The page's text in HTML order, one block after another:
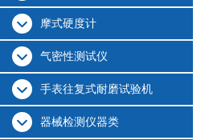
摩式硬度计
气密性测试仪
手表往复式耐磨试验机
器械检测仪器类